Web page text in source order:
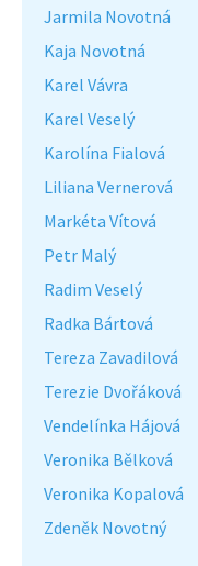
Jarmila Novotná
Kaja Novotná
Karel Vávra
Karel Veselý
Karolína Fialová
Liliana Vernerová
Markéta Vítová
Petr Malý
Radim Veselý
Radka Bártová
Tereza Zavadilová
Terezie Dvořáková
Vendelínka Hájová
Veronika Bělková
Veronika Kopalová
Zdeněk Novotný